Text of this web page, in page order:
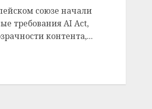
союзе начали
требования AI Act,
контента,...